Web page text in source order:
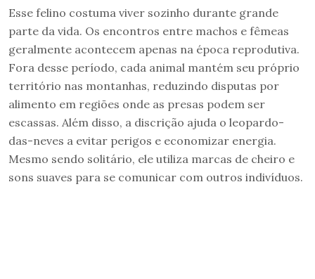
Esse felino costuma viver sozinho durante grande
parte da vida. Os encontros entre machos e fêmeas
geralmente acontecem apenas na época reprodutiva.
Fora desse período, cada animal mantém seu próprio
território nas montanhas, reduzindo disputas por
alimento em regiões onde as presas podem ser
escassas. Além disso, a discrição ajuda o leopardo-
das-neves a evitar perigos e economizar energia.
Mesmo sendo solitário, ele utiliza marcas de cheiro e
sons suaves para se comunicar com outros indivíduos.